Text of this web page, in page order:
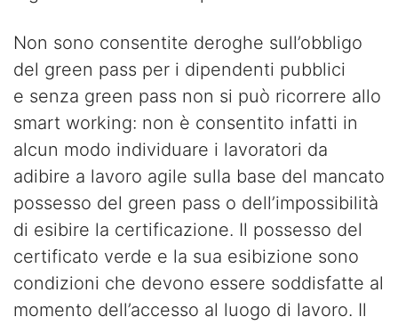
Non sono consentite deroghe sull’obbligo
del green pass per i dipendenti pubblici
e senza green pass non si può ricorrere allo
smart working: non è consentito infatti in
alcun modo individuare i lavoratori da
adibire a lavoro agile sulla base del mancato
possesso del green pass o dell’impossibilità
di esibire la certificazione. Il possesso del
certificato verde e la sua esibizione sono
condizioni che devono essere soddisfatte al
momento dell’accesso al luogo di lavoro. Il